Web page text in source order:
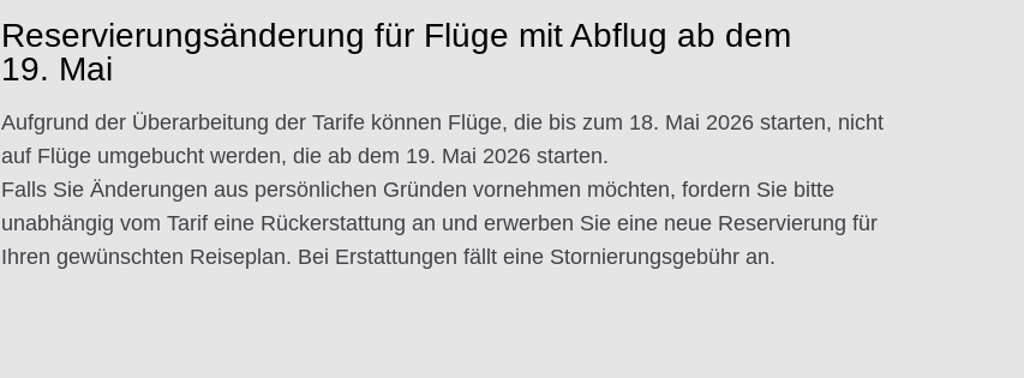
Reservierungsänderung für Flüge mit Abflug ab dem
19. Mai
Aufgrund der Überarbeitung der Tarife können Flüge, die bis zum 18. Mai 2026 starten, nicht
auf Flüge umgebucht werden, die ab dem 19. Mai 2026 starten.
Falls Sie Änderungen aus persönlichen Gründen vornehmen möchten, fordern Sie bitte
unabhängig vom Tarif eine Rückerstattung an und erwerben Sie eine neue Reservierung für
Ihren gewünschten Reiseplan. Bei Erstattungen fällt eine Stornierungsgebühr an.